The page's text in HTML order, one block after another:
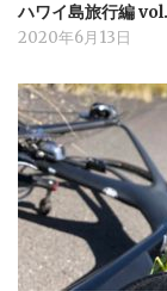
ハワイ島旅行編
2020年6月13日